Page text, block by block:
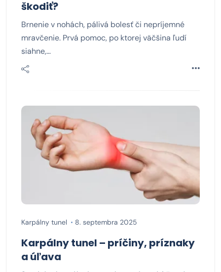
škodiť?
Brnenie v nohách, pálivá bolesť či nepríjemné
mravčenie. Prvá pomoc, po ktorej väčšina ľudí
siahne,…
Karpálny tunel 8. septembra 2025
Karpálny tunel – príčiny, príznaky
a úľava